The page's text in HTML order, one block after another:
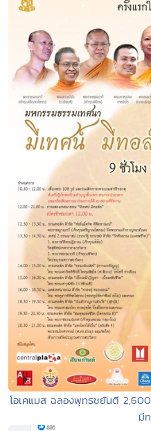
โอเคแมส ฉลองพุทธชยันตี
มี